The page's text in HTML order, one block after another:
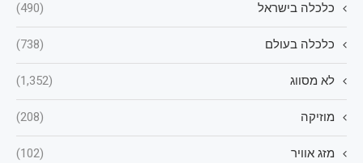
כלכלה בישראל (490)
כלכלה בעולם (738)
לא מסווג (1,352)
מוזיקה (208)
מזג אוויר (102)